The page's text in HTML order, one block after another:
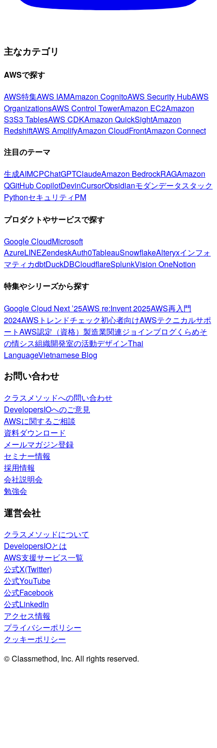
主なカテゴリ
AWSで探す
AWS特集AWS IAMAmazon CognitoAWS Security HubAWS
OrganizationsAWS Control TowerAmazon EC2Amazon
S3S3 TablesAWS CDKAmazon QuickSightAmazon
RedshiftAWS AmplifyAmazon CloudFrontAmazon Connect
注目のテーマ
生成AIMCPChatGPTClaudeAmazon BedrockRAGAmazon
QGitHub CopilotDevinCursorObsidianモダンデータスタック
PythonセキュリティPM
プロダクトやサービスで探す
Google CloudMicrosoft
AzureLINEZendeskAuth0TableauSnowflakeAlteryxインフォ
マティカdbtDuckDBCloudflareSplunkVision OneNotion
特集やシリーズから探す
Google Cloud Next ’25AWS re:Invent 2025AWS再入門
2024AWSトレンドチェック初心者向けAWSテクニカルサポ
ートAWS認定（資格） 製造業関連ジョインブログくらめそ
の情シス組織開発室の活動デザインThai
LanguageVietnamese Blog
お問い合わせ
クラスメソッドへの問い合わせ
DevelopersIOへのご意見
AWSに関するご相談
資料ダウンロード
メールマガジン登録
セミナー情報
採用情報
会社説明会
勉強会
運営会社
クラスメソッドについて
DevelopersIOとは
AWS支援サービス一覧
公式X(Twitter)
公式YouTube
公式Facebook
公式LinkedIn
アクセス情報
プライバシーポリシー
クッキーポリシー
© Classmethod, Inc. All rights reserved.